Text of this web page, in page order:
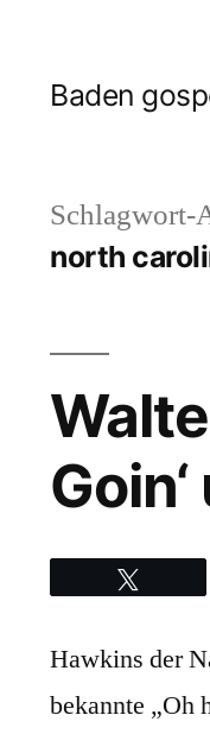
Baden
Schlagwort-
north
Hawkins der
bekannte „Oh